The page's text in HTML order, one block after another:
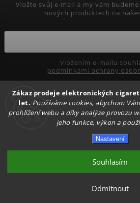
Zákaz prodeje elektronických cigaret
let. Používáme cookies, abychom
prohlížení webu a díky analýze provozu
jeho funkce, výkon a
Nastavení
Odmítnout
Souhlasím
Vložte svůj e-mail a my vám
nových produktech na
podmínkami ochrany
Přihlásit se
Upravit nastavení
Shoptet | Design